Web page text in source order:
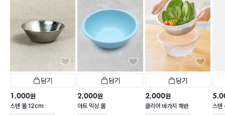
낌이었습니다. 특히 믹싱볼에 남은 반죽을 깔끔하게 모
을 수 있어 베이킹할 때 정말 유용했어요.
실리콘 재질이라 코팅 프라이팬이나 냄비를 사용할 때
도 안심이 됩니다. 금속 조리도구처럼 긁히는 소리가 나
지 않고 스크래치 걱정도 덜해서 편하게 사용할 수 있었
어요. 손잡이도 가볍고 그립감이 좋아 오래 사용해도 손
목에 부담이 적었고, 음식이 묻어도 세척이 쉬워 관리하
기도 편했습니다.
저는 볶음요리를 할 때도 사용해 봤는데 열에 어느 정도
강해서 간단한 조리에는 충분히 활용할 수 있었어요. 다
적고
념이
다만
담기
1,000원
스텐 볼 12cm
담기
2,000원
아트 믹싱 볼
담기
2,000원
클리어 바가지 채반 스텐